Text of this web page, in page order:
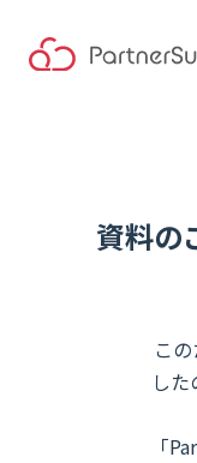
資料の
こ
し
「